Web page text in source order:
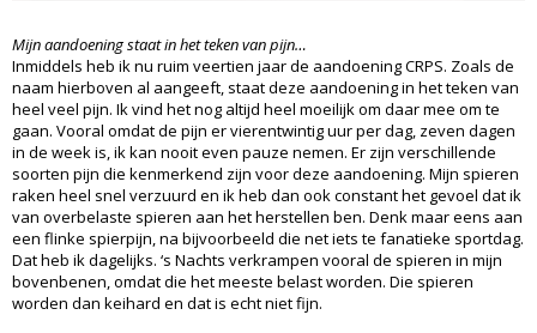
Mijn aandoening staat in het teken van pijn…
Inmiddels heb ik nu ruim veertien jaar de aandoening CRPS. Zoals de
naam hierboven al aangeeft, staat deze aandoening in het teken van
heel veel pijn. Ik vind het nog altijd heel moeilijk om daar mee om te
gaan. Vooral omdat de pijn er vierentwintig uur per dag, zeven dagen
in de week is, ik kan nooit even pauze nemen. Er zijn verschillende
soorten pijn die kenmerkend zijn voor deze aandoening. Mijn spieren
raken heel snel verzuurd en ik heb dan ook constant het gevoel dat ik
van overbelaste spieren aan het herstellen ben. Denk maar eens aan
een flinke spierpijn, na bijvoorbeeld die net iets te fanatieke sportdag.
Dat heb ik dagelijks. ‘s Nachts verkrampen vooral de spieren in mijn
bovenbenen, omdat die het meeste belast worden. Die spieren
worden dan keihard en dat is echt niet fijn.